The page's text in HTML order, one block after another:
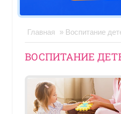
Главная » Воспитание
ВОСПИТАНИЕ